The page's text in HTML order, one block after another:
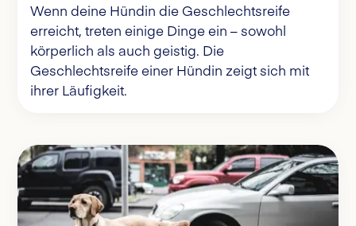
Wenn deine Hündin die Geschlechtsreife
erreicht, treten einige Dinge ein – sowohl
körperlich als auch geistig. Die
Geschlechtsreife einer Hündin zeigt sich mit
ihrer Läufigkeit.